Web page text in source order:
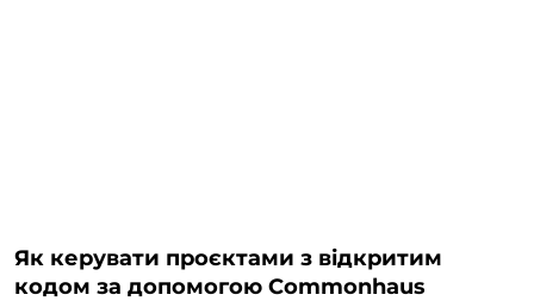
Як керувати проєктами з відкритим
кодом за допомогою Commonhaus